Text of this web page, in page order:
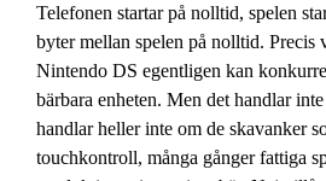
Telefonen startar på nolltid, spelen
byter mellan spelen på nolltid. Precis
Nintendo DS egentligen kan
bärbara enheten. Men det handlar
handlar heller inte om de skavanker
touchkontroll, många gånger fattiga